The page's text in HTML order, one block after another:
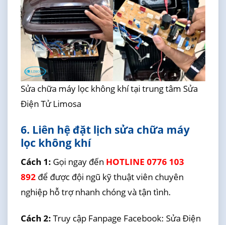
Sửa chữa máy lọc không khí tại trung tâm Sửa
Điện Tử Limosa
6. Liên hệ đặt lịch sửa chữa máy
lọc không khí
Cách 1: Gọi ngay đến HOTLINE 0776 103
892để được đội ngũ kỹ thuật viên chuyên
nghiệp hỗ trợ nhanh chóng và tận tình.
Cách 2: Truy cập Fanpage Facebook: Sửa Điện